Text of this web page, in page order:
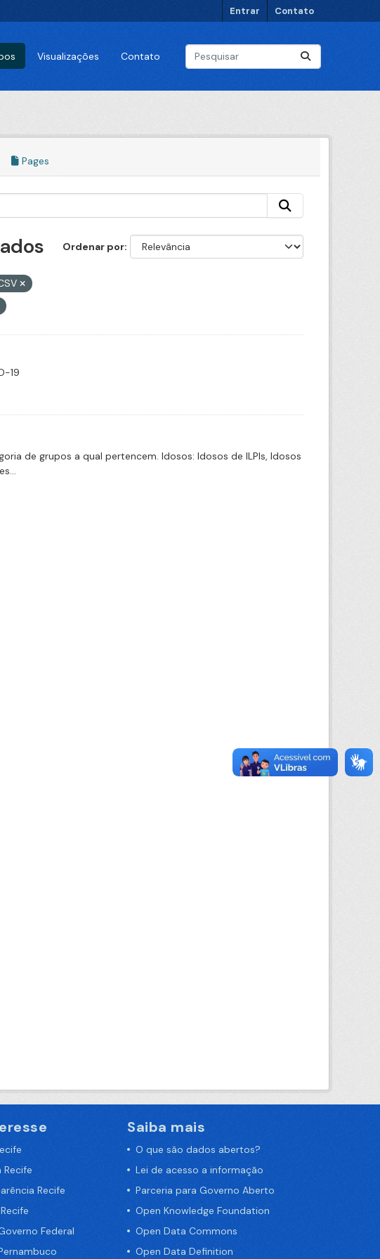
Entrar Contato
Visualizações Contato
Pages
Ordenar por
19
de grupos a qual pertencem. Idosos: Idosos de ILPIs, Idosos
Recife
Federal
Saiba mais
O que são dados abertos?
Lei de acesso a informação
Parceria para Governo Aberto
Open Knowledge Foundation
Open Data Commons
Open Data Definition